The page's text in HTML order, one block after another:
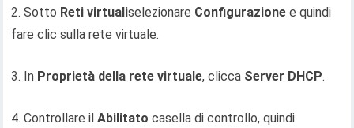
2. Sotto Reti virtualiselezionare Configurazione e quindi
fare clic sulla rete virtuale.
3. In Proprietà della rete virtuale, clicca Server DHCP.
4. Controllare ilAbilitato casella di controllo, quindi